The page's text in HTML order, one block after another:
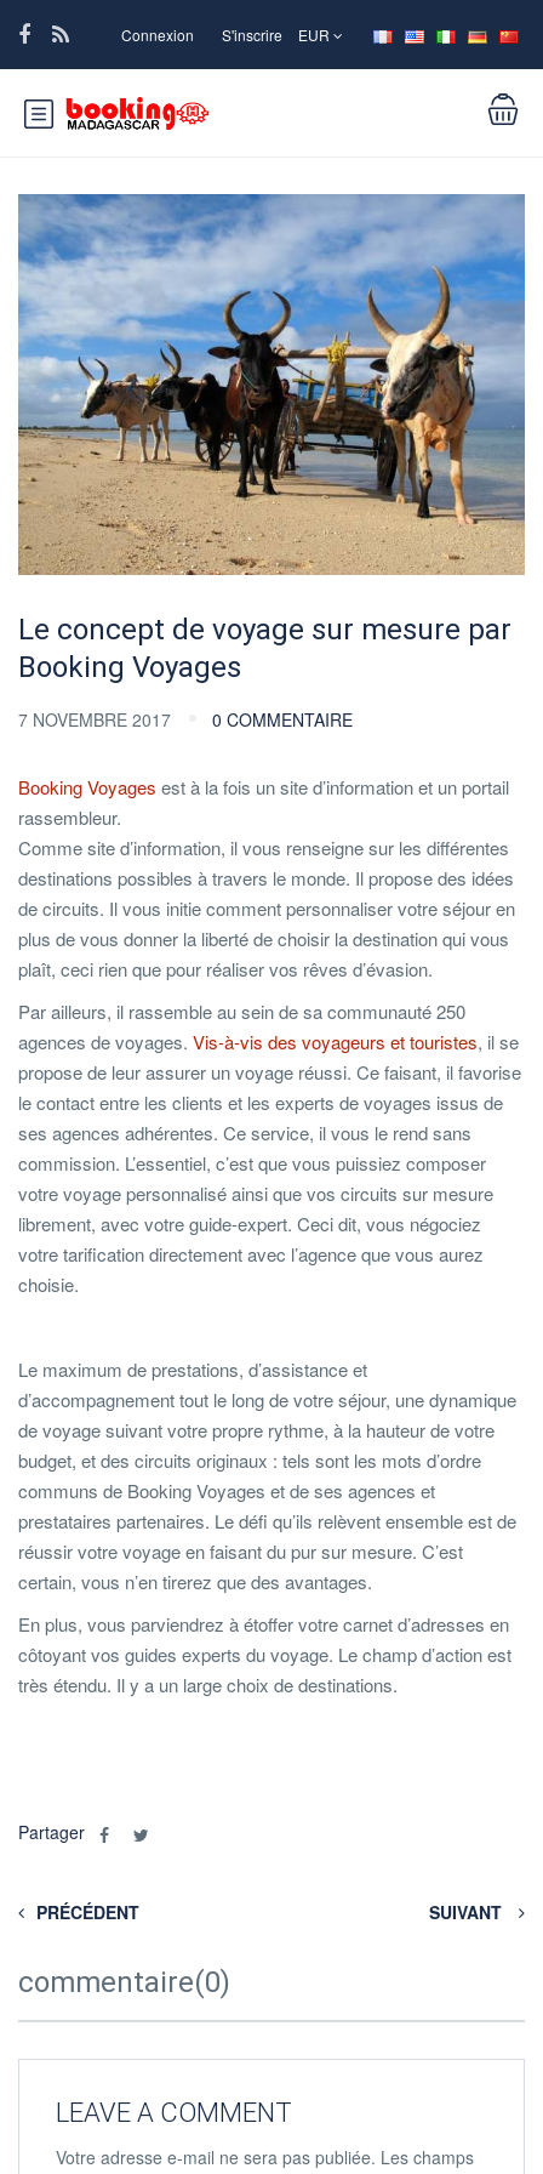
Connexion S'inscrire EUR
Le concept de voyage sur mesure par
Booking Voyages
7 NOVEMBRE 2017 0 COMMENTAIRE
Booking Voyages est à la fois un site d’information et un portail
rassembleur.
Comme site d’information, il vous renseigne sur les différentes
destinations possibles à travers le monde. Il propose des idées
de circuits. Il vous initie comment personnaliser votre séjour en
plus de vous donner la liberté de choisir la destination qui vous
plaît, ceci rien que pour réaliser vos rêves d’évasion.
Par ailleurs, il rassemble au sein de sa communauté 250
agences de voyages. Vis-à-vis des voyageurs et touristes, il se
propose de leur assurer un voyage réussi. Ce faisant, il favorise
le contact entre les clients et les experts de voyages issus de
ses agences adhérentes. Ce service, il vous le rend sans
commission. L’essentiel, c’est que vous puissiez composer
votre voyage personnalisé ainsi que vos circuits sur mesure
librement, avec votre guide-expert. Ceci dit, vous négociez
votre tarification directement avec l’agence que vous aurez
choisie.
Le maximum de prestations, d’assistance et
d’accompagnement tout le long de votre séjour, une dynamique
de voyage suivant votre propre rythme, à la hauteur de votre
budget, et des circuits originaux : tels sont les mots d’ordre
communs de Booking Voyages et de ses agences et
prestataires partenaires. Le défi qu’ils relèvent ensemble est de
réussir votre voyage en faisant du pur sur mesure. C’est
certain, vous n’en tirerez que des avantages.
En plus, vous parviendrez à étoffer votre carnet d’adresses en
côtoyant vos guides experts du voyage. Le champ d’action est
très étendu. Il y a un large choix de destinations.
Partager
PRÉCÉDENT SUIVANT
commentaire(0)
LEAVE A COMMENT
Votre adresse e-mail ne sera pas publiée. Les champs